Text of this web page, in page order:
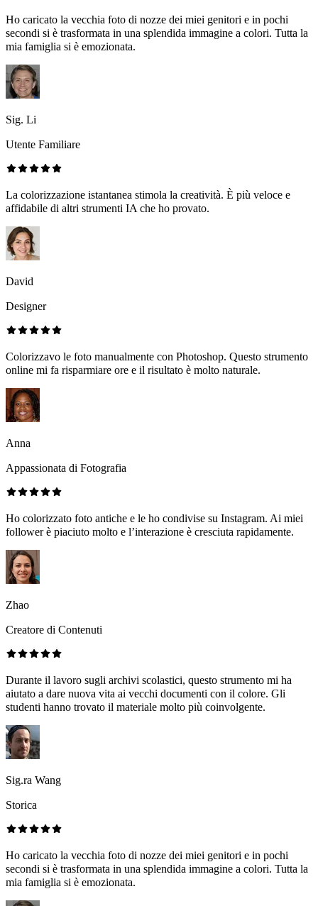
Ho caricato la vecchia foto di nozze dei miei genitori e in pochi
secondi si è trasformata in una splendida immagine a colori. Tutta la
mia famiglia si è emozionata.
Sig. Li
Utente Familiare
La colorizzazione istantanea stimola la creatività. È più veloce e
affidabile di altri strumenti IA che ho provato.
David
Designer
Colorizzavo le foto manualmente con Photoshop. Questo strumento
online mi fa risparmiare ore e il risultato è molto naturale.
Anna
Appassionata di Fotografia
Ho colorizzato foto antiche e le ho condivise su Instagram. Ai miei
follower è piaciuto molto e l’interazione è cresciuta rapidamente.
Zhao
Creatore di Contenuti
Durante il lavoro sugli archivi scolastici, questo strumento mi ha
aiutato a dare nuova vita ai vecchi documenti con il colore. Gli
studenti hanno trovato il materiale molto più coinvolgente.
Sig.ra Wang
Storica
Ho caricato la vecchia foto di nozze dei miei genitori e in pochi
secondi si è trasformata in una splendida immagine a colori. Tutta la
mia famiglia si è emozionata.